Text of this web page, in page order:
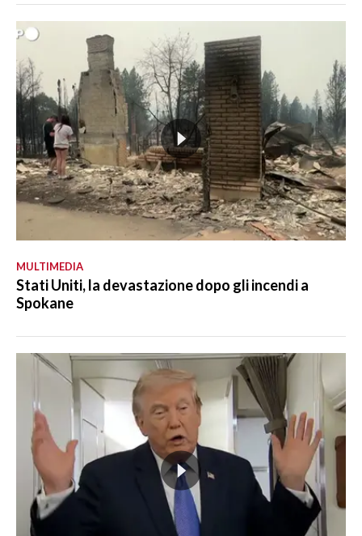
MULTIMEDIA
Stati Uniti, la devastazione dopo gli incendi a
Spokane